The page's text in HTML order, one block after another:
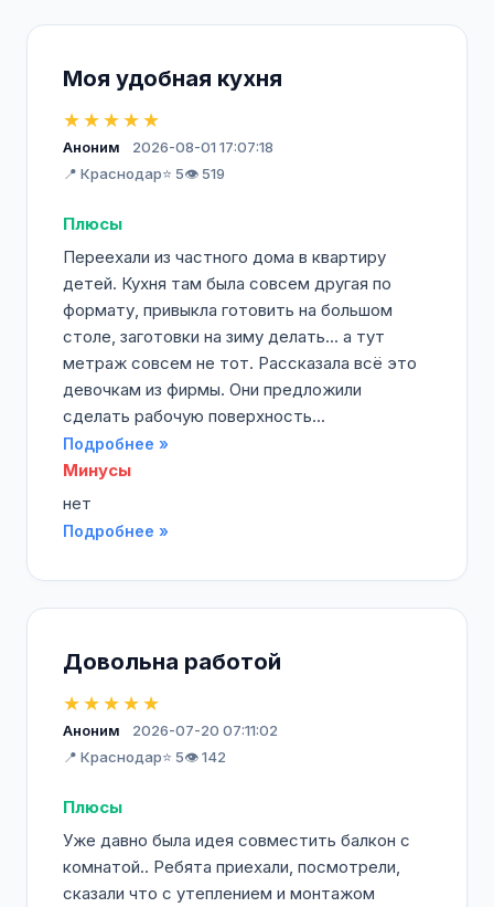
Моя удобная кухня
★★★★★
Аноним
2026-08-01 17:07:18
📍 Краснодар⭐ 5👁️ 519
Плюсы
Переехали из частного дома в квартиру
детей. Кухня там была совсем другая по
формату, привыкла готовить на большом
столе, заготовки на зиму делать... а тут
метраж совсем не тот. Рассказала всё это
девочкам из фирмы. Они предложили
сделать рабочую поверхность...
Подробнее »
Минусы
нет
Подробнее »
Довольна работой
★★★★★
Аноним
2026-07-20 07:11:02
📍 Краснодар⭐ 5👁️ 142
Плюсы
Уже давно была идея совместить балкон с
комнатой.. Ребята приехали, посмотрели,
сказали что с утеплением и монтажом